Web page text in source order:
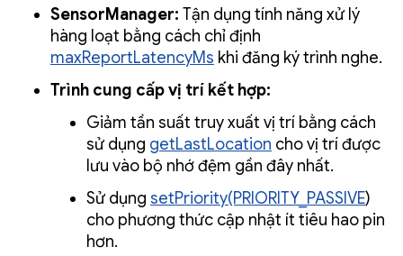
SensorManager: Tận dụng tính năng xử lý
hàng loạt bằng cách chỉ định
maxReportLatencyMs khi đăng ký trình nghe.
Trình cung cấp vị trí kết hợp:
Giảm tần suất truy xuất vị trí bằng cách
sử dụng getLastLocation cho vị trí được
lưu vào bộ nhớ đệm gần đây nhất.
Sử dụng setPriority(PRIORITY_PASSIVE)
cho phương thức cập nhật ít tiêu hao pin
hơn.